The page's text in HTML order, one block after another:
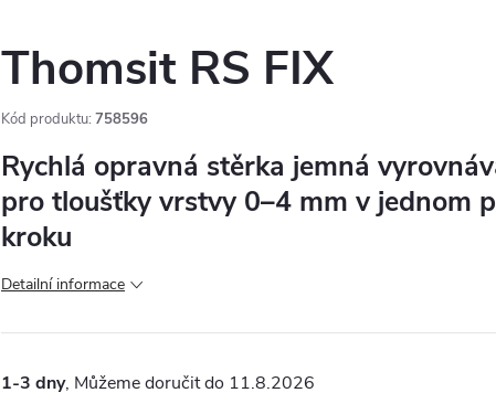
Thomsit RS FIX
Kód produktu: 758596
Rychlá opravná stěrka jemná
pro tloušťky vrstvy 0–4 mm v jednom
kroku
Detailní informace
1-3 dny 11.8.2026